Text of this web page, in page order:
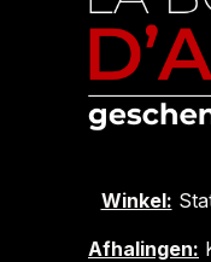
Winkel:
Afhalingen: